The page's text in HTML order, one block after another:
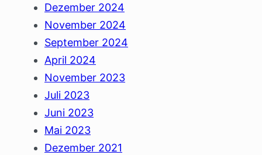
Dezember 2024
November 2024
September 2024
April 2024
November 2023
Juli 2023
Juni 2023
Mai 2023
Dezember 2021